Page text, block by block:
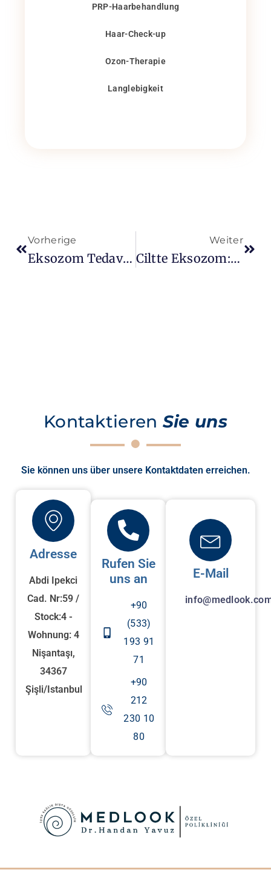
PRP-Haarbehandlung
Haar-Check-up
Ozon-Therapie
Langlebigkeit
Vorherige
Eksozom Tedavisi Nedir? 2026 Rejeneratif Rehber
Weiter
Ciltte Eksozom: 6 Soruda Rejeneratif Bakım
Kontaktieren Sie uns
Sie können uns über unsere Kontaktdaten erreichen.
Adresse
Abdi Ipekci
Cad. Nr:59 /
Stock:4 -
Wohnung: 4
Nişantaşı,
34367
Şişli/Istanbul
Rufen Sie
uns an
+90
(533)
193 91
71
+90
212
230 10
80
E-Mail